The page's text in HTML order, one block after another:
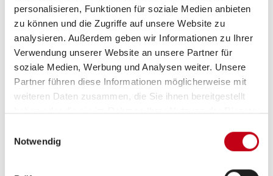
personalisieren, Funktionen für soziale Medien anbieten
zu können und die Zugriffe auf unsere Website zu
analysieren. Außerdem geben wir Informationen zu Ihrer
Verwendung unserer Website an unsere Partner für
soziale Medien, Werbung und Analysen weiter. Unsere
Partner führen diese Informationen möglicherweise mit
weiteren Daten zusammen, die Sie ihnen bereitgestellt
haben oder die sie im Rahmen Ihrer Nutzung der Dienste
Notwendig
Betten Einzelbett
Tag